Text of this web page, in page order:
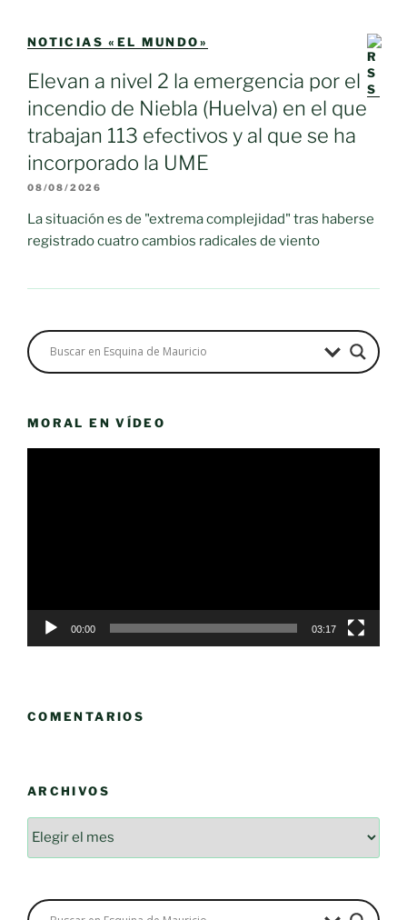
NOTICIAS «EL MUNDO»
Elevan a nivel 2 la emergencia por el
incendio de Niebla (Huelva) en el que
trabajan 113 efectivos y al que se ha
incorporado la UME
08/08/2026
La situación es de "extrema complejidad" tras haberse
registrado cuatro cambios radicales de viento
MORAL EN VÍDEO
00:00 03:17
COMENTARIOS
ARCHIVOS